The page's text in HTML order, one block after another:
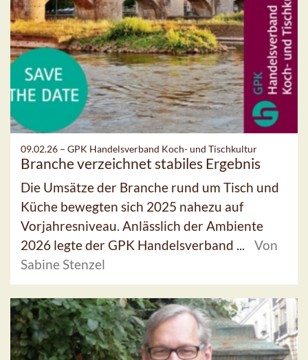
09.02.26 – GPK Handelsverband Koch- und Tischkultur
Branche verzeichnet stabiles Ergebnis
Die Umsätze der Branche rund um Tisch und
Küche bewegten sich 2025 nahezu auf
Vorjahresniveau. Anlässlich der Ambiente
2026 legte der GPK Handelsverband ...
Von
Sabine Stenzel